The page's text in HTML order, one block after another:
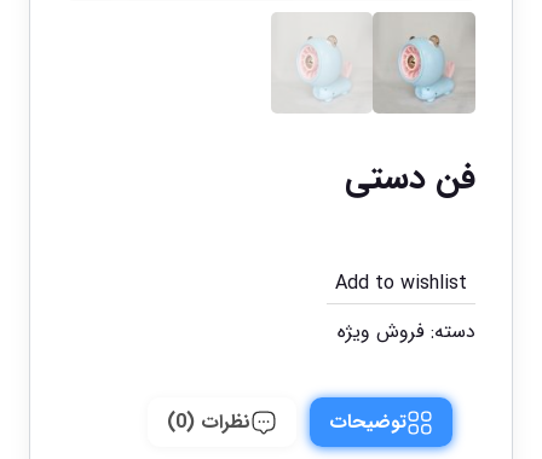
فن دستی
Add to wishlist
دسته:فروش ویژه
توضیحات نظرات (0)